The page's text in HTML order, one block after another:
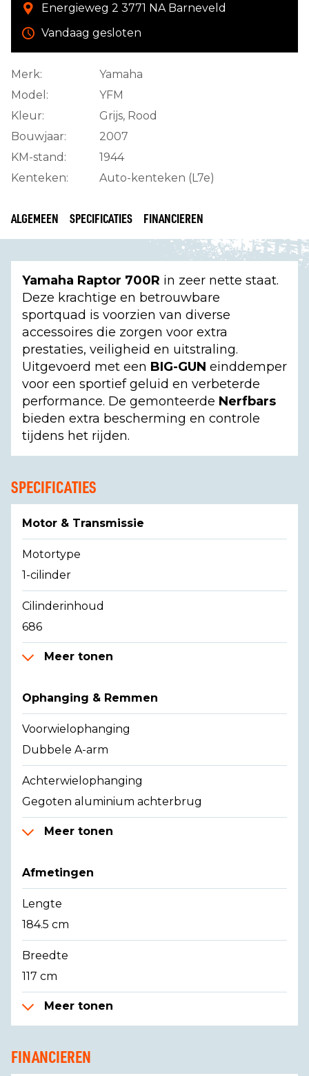
Energieweg 2 3771 NA Barneveld
Vandaag gesloten
Merk:
Yamaha
Model:
YFM
Kleur:
Grijs, Rood
Bouwjaar:
2007
KM-stand:
1944
Kenteken:
Auto-kenteken (L7e)
ALGEMEEN SPECIFICATIES FINANCIEREN
Yamaha Raptor 700R in zeer nette staat.
Deze krachtige en betrouwbare
sportquad is voorzien van diverse
accessoires die zorgen voor extra
prestaties, veiligheid en uitstraling.
Uitgevoerd met een BIG-GUN einddemper
voor een sportief geluid en verbeterde
performance. De gemonteerde Nerfbars
bieden extra bescherming en controle
tijdens het rijden.
SPECIFICATIES
Motor & Transmissie
Motortype
1-cilinder
Cilinderinhoud
686
Meer tonen
Ophanging & Remmen
Voorwielophanging
Dubbele A-arm
Achterwielophanging
Gegoten aluminium achterbrug
Meer tonen
Afmetingen
Lengte
184.5 cm
Breedte
117 cm
Meer tonen
FINANCIEREN